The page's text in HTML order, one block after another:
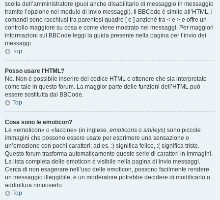
scelta dell’amministratore (puoi anche disabilitarlo di messaggio in messaggio
tramite l’opzione nel modulo di invio messaggi). Il BBCode è simile all’HTML, i
comandi sono racchiusi tra parentesi quadre [ e ] anziché tra < e > e offre un
controllo maggiore su cosa e come viene mostrato nei messaggi. Per maggiori
informazioni sul BBCode leggi la guida presente nella pagina per l’invio dei
messaggi.
Top
Posso usare l’HTML?
No. Non è possibile inserire del codice HTML e ottenere che sia interpretato
come tale in questo forum. La maggior parte delle funzioni dell’HTML può
essere sostituita dal BBCode.
Top
Cosa sono le emoticon?
Le «emoticon» o «faccine» (in inglese, emoticons o smileys) sono piccole
immagini che possono essere usate per esprimere una sensazione o
un’emozione con pochi caratteri; ad es. :) significa felice, :( significa triste.
Questo forum trasforma automaticamente queste serie di caratteri in immagini.
La lista completa delle emoticon è visibile nella pagina di invio messaggi.
Cerca di non esagerare nell’uso delle emoticon, possono facilmente rendere
un messaggio illeggibile, e un moderatore potrebbe decidere di modificarlo o
addirittura rimuoverlo.
Top